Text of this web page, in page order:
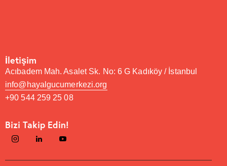
İletişim
Acıbadem Mah. Asalet Sk. No: 6 G Kadıköy / İstanbul
info@hayalgucumerkezi.org
+90 544 259 25 08
Bizi Takip Edin!